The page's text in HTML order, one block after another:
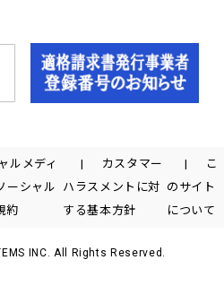
ルメディ
ーシャル
約
カスタマー
ハラスメントに対
する基本方針
こ
のサイト
について
INC. All Rights Reserved.